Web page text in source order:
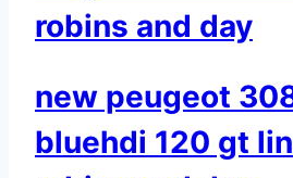
robins and day
new peugeot
bluehdi 120 gt